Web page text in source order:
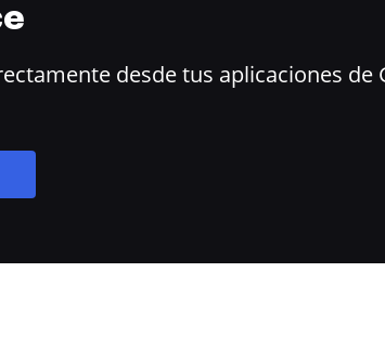
desde tus aplicaciones de